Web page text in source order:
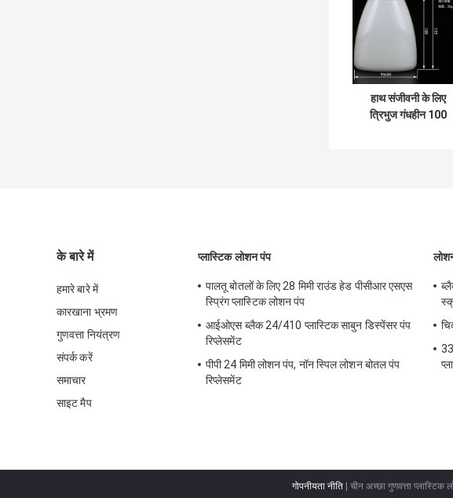
हाथ संजीवनी के लिए
त्रिभुज गंधहीन 100
के बारे में
हमारे बारे में
कारखाना भ्रमण
गुणवत्ता नियंत्रण
संपर्क करें
समाचार
साइट मैप
प्लास्टिक लोशन पंप
पालतू बोतलों के लिए 28 मिमी राउंड हेड पीसीआर एसएस
स्प्रिंग प्लास्टिक लोशन पंप
आईओएस ब्लैक 24/410 प्लास्टिक साबुन डिस्पेंसर पंप
रिप्लेसमेंट
पीपी 24 मिमी लोशन पंप, नॉन स्पिल लोशन बोतल पंप
रिप्लेसमेंट
गोपनीयता नीति | चीन अच्छा गुणवत्ता प्लास्टिक